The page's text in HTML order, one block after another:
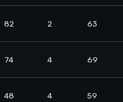
82 2 63
74 4 69
48 4 59